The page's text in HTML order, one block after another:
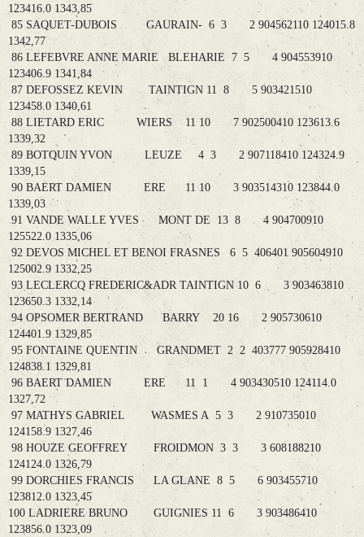
123416.0 1343,85
85 SAQUET-DUBOIS GAURAIN- 6 3 2 904562110 124015.8
1342,77
86 LEFEBVRE ANNE MARIE BLEHARIE 7 5 4 904553910
123406.9 1341,84
87 DEFOSSEZ KEVIN TAINTIGN 11 8 5 903421510
123458.0 1340,61
88 LIETARD ERIC WIERS 11 10 7 902500410 123613.6
1339,32
89 BOTQUIN YVON LEUZE 4 3 2 907118410 124324.9
1339,15
90 BAERT DAMIEN ERE 11 10 3 903514310 123844.0
1339,03
91 VANDE WALLE YVES MONT DE 13 8 4 904700910
125522.0 1335,06
92 DEVOS MICHEL ET BENOI FRASNES 6 5 406401 905604910
125002.9 1332,25
93 LECLERCQ FREDERIC&ADR TAINTIGN 10 6 3 903463810
123650.3 1332,14
94 OPSOMER BERTRAND BARRY 20 16 2 905730610
124401.9 1329,85
95 FONTAINE QUENTIN GRANDMET 2 2 403777 905928410
124838.1 1329,81
96 BAERT DAMIEN ERE 11 1 4 903430510 124114.0
1327,72
97 MATHYS GABRIEL WASMES A 5 3 2 910735010
124158.9 1327,46
98 HOUZE GEOFFREY FROIDMON 3 3 3 608188210
124124.0 1326,79
99 DORCHIES FRANCIS LA GLANE 8 5 6 903455710
123812.0 1323,45
100 LADRIERE BRUNO GUIGNIES 11 6 3 903486410
123856.0 1323,09